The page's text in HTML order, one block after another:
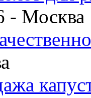
- Москва